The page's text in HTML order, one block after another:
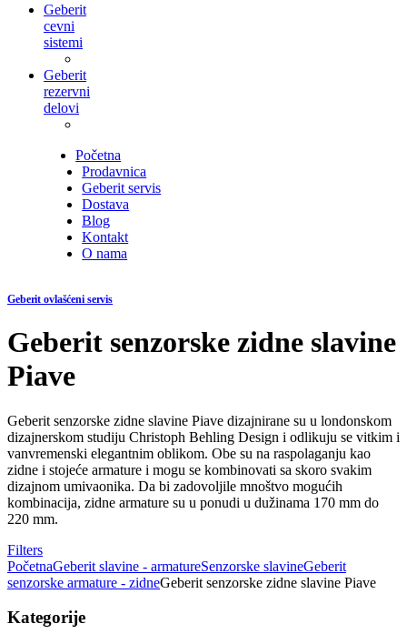
Geberit
cevni
sistemi
Geberit
rezervni
delovi
Početna
Prodavnica
Geberit servis
Dostava
Blog
Kontakt
O nama
Geberit ovlašćeni servis
Geberit senzorske zidne slavine
Piave
Geberit senzorske zidne slavine Piave dizajnirane su u londonskom
dizajnerskom studiju Christoph Behling Design i odlikuju se vitkim i
vanvremenski elegantnim oblikom. Obe su na raspolaganju kao
zidne i stojeće armature i mogu se kombinovati sa skoro svakim
dizajnom umivaonika. Da bi zadovoljile mnoštvo mogućih
kombinacija, zidne armature su u ponudi u dužinama 170 mm do
220 mm.
Filters
PočetnaGeberit slavine - armatureSenzorske slavineGeberit
senzorske armature - zidneGeberit senzorske zidne slavine Piave
Kategorije